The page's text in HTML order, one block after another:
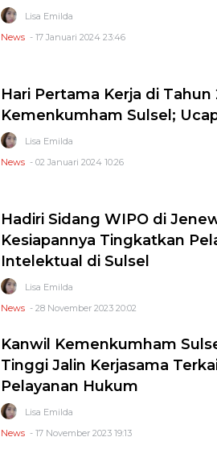
Lisa Emilda
News - 17 Januari 2024 23:46
Hari Pertama Kerja di Tahun
Kemenkumham Sulsel;
Lisa Emilda
News - 02 Januari 2024 10:26
Hadiri Sidang WIPO di
Kesiapannya Tingkatkan
Intelektual di Sulsel
Lisa Emilda
News - 28 November 2023 20:02
Kanwil Kemenkumham
Tinggi Jalin Kerjasama
Pelayanan Hukum
Lisa Emilda
News - 17 November 2023 19:13